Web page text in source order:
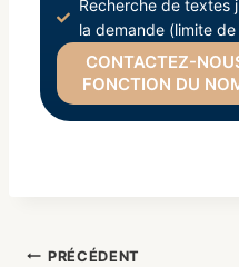
Recherche de textes
la demande (limite
CONTACTEZ-
FONCTION DU
PRÉCÉDENT